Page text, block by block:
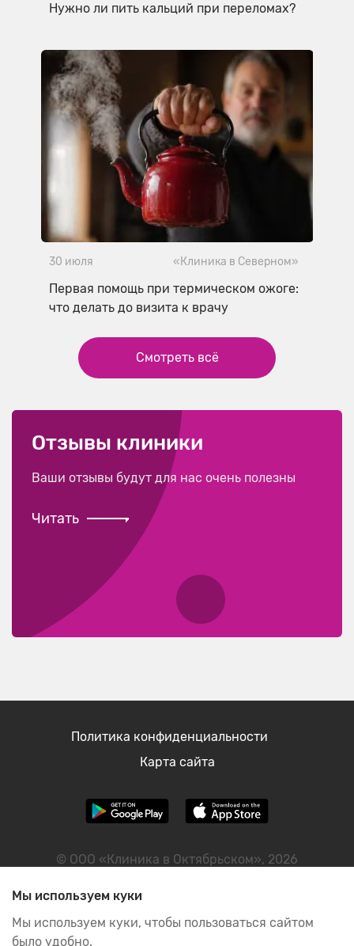
Нужно ли пить кальций при переломах?
30 июля «Клиника в Северном»
Первая помощь при термическом ожоге:
что делать до визита к врачу
Смотреть всё
Отзывы клиники
Ваши отзывы будут для нас очень полезны
Читать
© ООО «Клиника в Октябрьском», 2026
Политика конфиденциальности
Карта сайта
Мы используем куки
Мы используем куки, чтобы пользоваться сайтом
было удобно.